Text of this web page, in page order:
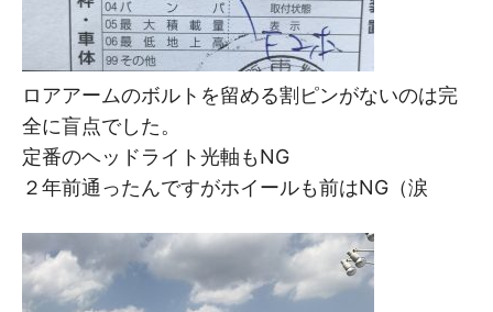
ロアアームのボルトを留める割ピンがないのは完
全に盲点でした。
定番のヘッドライト光軸もNG
２年前通ったんですがホイールも前はNG（涙